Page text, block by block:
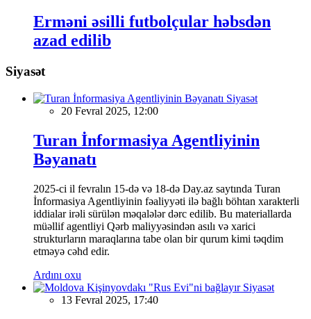
Erməni əsilli futbolçular həbsdən
azad edilib
Siyasət
Siyasət
20 Fevral 2025, 12:00
Turan İnformasiya Agentliyinin
Bəyanatı
2025-ci il fevralın 15-də və 18-də Day.az saytında Turan
İnformasiya Agentliyinin fəaliyyəti ilə bağlı böhtan xarakterli
iddialar irəli sürülən məqalələr dərc edilib. Bu materiallarda
müəllif agentliyi Qərb maliyyəsindən asılı və xarici
strukturların maraqlarına tabe olan bir qurum kimi təqdim
etməyə cəhd edir.
Ardını oxu
Siyasət
13 Fevral 2025, 17:40